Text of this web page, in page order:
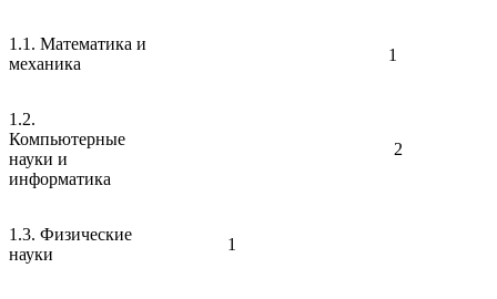
1.1. Математика и
механика
1
1.2.
Компьютерные
науки и
информатика
2
1.3. Физические
науки
1